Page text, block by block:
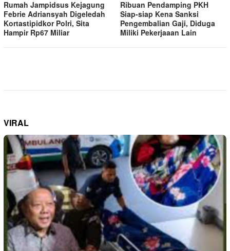
Rumah Jampidsus Kejagung
Febrie Adriansyah Digeledah
Kortastipidkor Polri, Sita
Hampir Rp67 Miliar
Ribuan Pendamping PKH
Siap-siap Kena Sanksi
Pengembalian Gaji, Diduga
Miliki Pekerjaaan Lain
VIRAL